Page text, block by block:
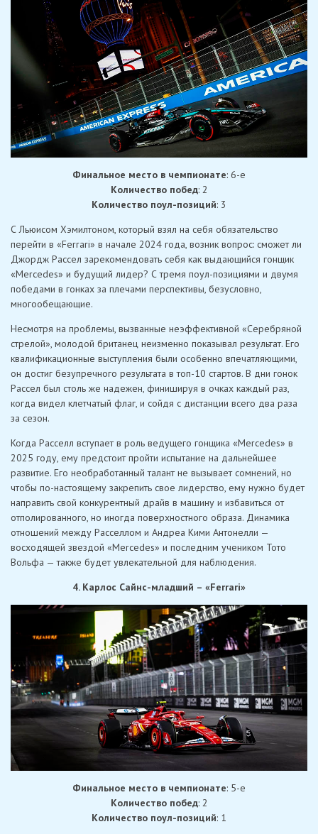
Финальное место в чемпионате: 6-е
Количество побед: 2
Количество поул-позиций: 3
С Льюисом Хэмилтоном, который взял на себя обязательство
перейти в «Ferrari» в начале 2024 года, возник вопрос: сможет ли
Джордж Рассел зарекомендовать себя как выдающийся гонщик
«Mercedes» и будущий лидер? С тремя поул-позициями и двумя
победами в гонках за плечами перспективы, безусловно,
многообещающие.
Несмотря на проблемы, вызванные неэффективной «Серебряной
стрелой», молодой британец неизменно показывал результат. Его
квалификационные выступления были особенно впечатляющими,
он достиг безупречного результата в топ-10 стартов. В дни гонок
Рассел был столь же надежен, финишируя в очках каждый раз,
когда видел клетчатый флаг, и сойдя с дистанции всего два раза
за сезон.
Когда Расселл вступает в роль ведущего гонщика «Mercedes» в
2025 году, ему предстоит пройти испытание на дальнейшее
развитие. Его необработанный талант не вызывает сомнений, но
чтобы по-настоящему закрепить свое лидерство, ему нужно будет
направить свой конкурентный драйв в машину и избавиться от
отполированного, но иногда поверхностного образа. Динамика
отношений между Расселлом и Андреа Кими Антонелли —
восходящей звездой «Mercedes» и последним учеником Тото
Вольфа — также будет увлекательной для наблюдения.
4. Карлос Сайнс-младший – «Ferrari»
Финальное место в чемпионате: 5-е
Количество побед: 2
Количество поул-позиций: 1